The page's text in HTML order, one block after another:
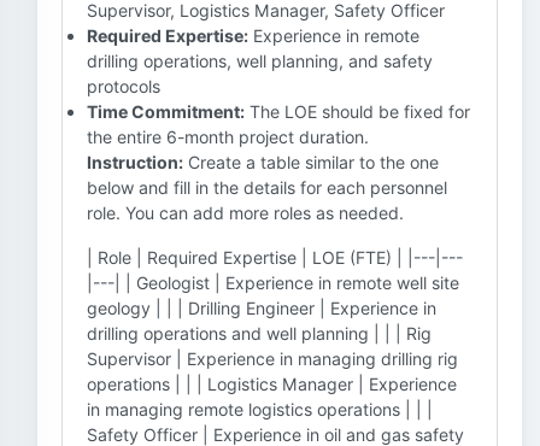
Supervisor, Logistics Manager, Safety Officer
Required Expertise: Experience in remote
drilling operations, well planning, and safety
protocols
Time Commitment: The LOE should be fixed for
the entire 6-month project duration.
Instruction: Create a table similar to the one
below and fill in the details for each personnel
role. You can add more roles as needed.
| Role | Required Expertise | LOE (FTE) | |---|---
|---| | Geologist | Experience in remote well site
geology | | | Drilling Engineer | Experience in
drilling operations and well planning | | | Rig
Supervisor | Experience in managing drilling rig
operations | | | Logistics Manager | Experience
in managing remote logistics operations | | |
Safety Officer | Experience in oil and gas safety